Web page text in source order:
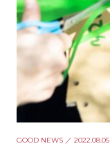
GOOD NEWS ／ 2022.08.05